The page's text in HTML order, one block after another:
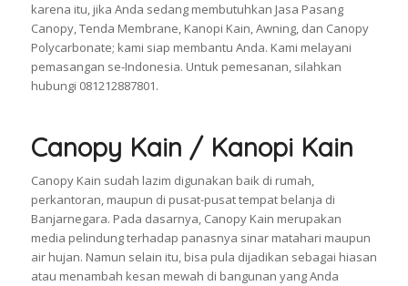
karena itu, jika Anda sedang membutuhkan Jasa Pasang
Canopy, Tenda Membrane, Kanopi Kain, Awning, dan Canopy
Polycarbonate; kami siap membantu Anda. Kami melayani
pemasangan se-Indonesia. Untuk pemesanan, silahkan
hubungi 081212887801.
Canopy Kain / Kanopi Kain
Canopy Kain sudah lazim digunakan baik di rumah,
perkantoran, maupun di pusat-pusat tempat belanja di
Banjarnegara. Pada dasarnya, Canopy Kain merupakan
media pelindung terhadap panasnya sinar matahari maupun
air hujan. Namun selain itu, bisa pula dijadikan sebagai hiasan
atau menambah kesan mewah di bangunan yang Anda